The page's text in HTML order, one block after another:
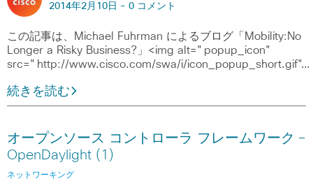
2014年2月10日 - 0 コメント
この記事は、Michael Fuhrman によるブログ「Mobility:No
Longer a Risky Business?」<img alt="popup_icon"
src="http://www.cisco.com/swa/i/icon_popup_short.gif"…
続きを読む
オープンソース コントローラ フレームワーク ―
OpenDaylight (1)
ネットワーキング